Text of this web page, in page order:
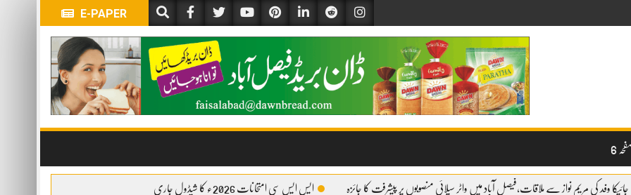
E-PAPER
6
جائیکا وفد کی مریم نواز سے ملاقات،فیصل آباد میں واٹر سپلائی منصوبوں پر پیشرفت کا جائزہ ایس ایس سی امتحانات 2026ء کا شیڈول جاری